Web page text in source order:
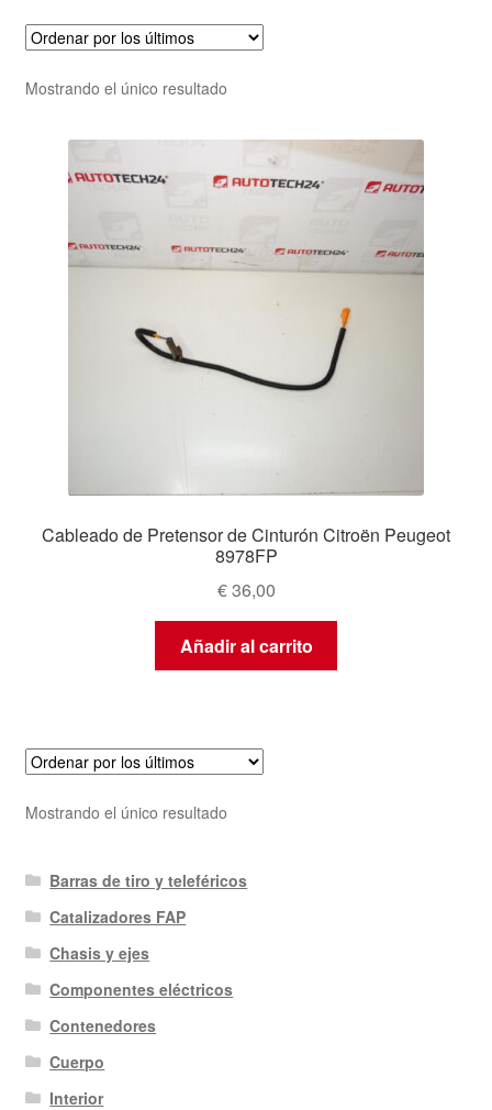
Mostrando el único resultado
Cableado de Pretensor de Cinturón Citroën Peugeot
8978FP
€36,00
Añadir al carrito
Mostrando el único resultado
Barras de tiro y teleféricos
Catalizadores FAP
Chasis y ejes
Componentes eléctricos
Contenedores
Cuerpo
Interior